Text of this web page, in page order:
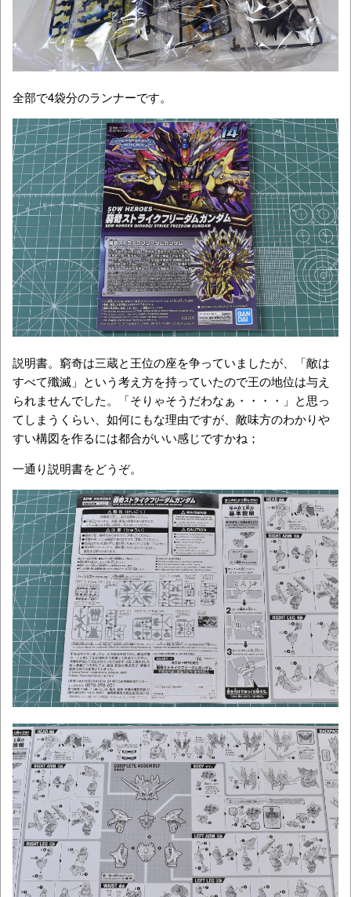
全部で4袋分のランナーです。
説明書。窮奇は三蔵と王位の座を争っていましたが、「敵は
すべて殲滅」という考え方を持っていたので王の地位は与え
られませんでした。「そりゃそうだわなぁ・・・・」と思っ
てしまうくらい、如何にもな理由ですが、敵味方のわかりや
すい構図を作るには都合がいい感じですかね；
一通り説明書をどうぞ。